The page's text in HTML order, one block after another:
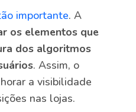
importante. A
os elementos que
dos algoritmos
. Assim, o
a visibilidade
nas lojas.